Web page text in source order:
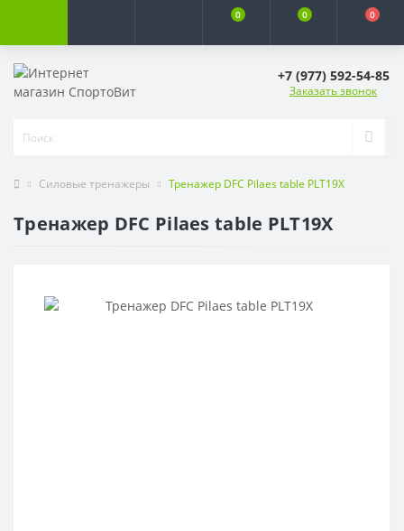
0 0 0
+7 (977) 592-54-85
Заказать звонок
Силовые тренажеры Тренажер DFC Pilaes table PLT19X
Тренажер DFC Pilaes table PLT19X